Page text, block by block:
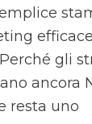
gli
ancora
resta uno